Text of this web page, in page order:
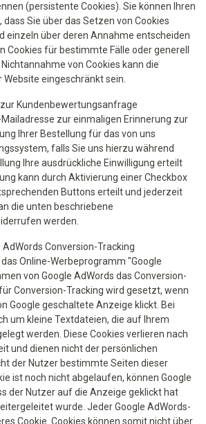
(persistente Cookies). Sie können Ihren
dass Sie über das Setzen von Cookies
einzeln über deren Annahme entscheiden
Cookies für bestimmte Fälle oder generell
von Cookies kann die
Website eingeschränkt sein.
Kundenbewertungsanfrage
zur einmaligen Erinnerung zur
Ihrer Bestellung für das von uns
falls Sie uns hierzu während
Ihre ausdrückliche Einwilligung erteilt
kann durch Aktivierung einer Checkbox
Buttons erteilt und jederzeit
die unten beschriebene
werden.
AdWords Conversion-Tracking
Online-Werbeprogramm "Google
von Google AdWords das Conversion-
Conversion-Tracking wird gesetzt, wenn
Google geschaltete Anzeige klickt. Bei
um kleine Textdateien, die auf Ihrem
werden. Diese Cookies verlieren nach
und dienen nicht der persönlichen
der Nutzer bestimmte Seiten dieser
ist noch nicht abgelaufen, können Google
der Nutzer auf die Anzeige geklickt hat
wurde. Jeder Google AdWords-
Cookie. Cookies können somit nicht über